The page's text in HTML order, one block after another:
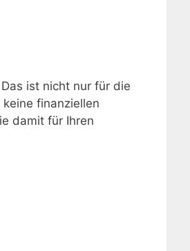
ist nicht nur für die
finanziellen
damit für Ihren